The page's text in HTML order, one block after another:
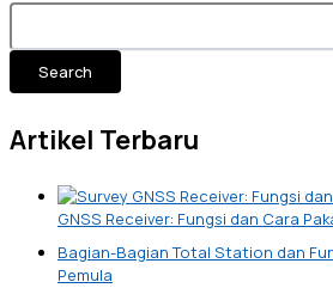
Search
Artikel Terbaru
GNSS Receiver: Fungsi dan Cara
Bagian-Bagian Total Station dan
Pemula